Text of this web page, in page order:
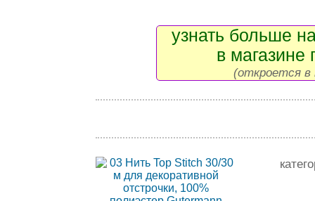
узнать больше
в магазине
(откроется в